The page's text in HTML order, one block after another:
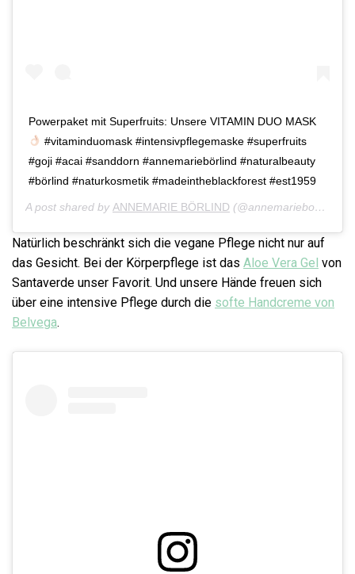
Powerpaket mit Superfruits: Unsere VITAMIN DUO MASK
#vitaminduomask #intensivpflegemaske #superfruits
#goji #acai #sanddorn #annemariebörlind #naturalbeauty
#börlind #naturkosmetik #madeintheblackforest #est1959
A post shared by ANNEMARIE BÖRLIND (@annemarieboerlind) on
Natürlich beschränkt sich die vegane Pflege nicht nur auf
das Gesicht. Bei der Körperpflege ist das Aloe Vera Gel von
Santaverde unser Favorit. Und unsere Hände freuen sich
über eine intensive Pflege durch die softe Handcreme von
Belvega.